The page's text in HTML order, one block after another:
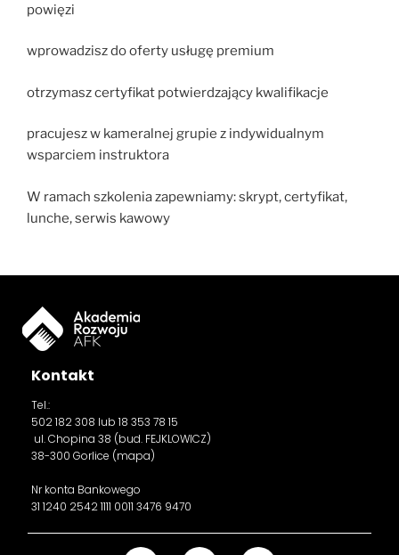
powięzi
wprowadzisz do oferty usługę premium
otrzymasz certyfikat potwierdzający kwalifikacje
pracujesz w kameralnej grupie z indywidualnym
wsparciem instruktora
W ramach szkolenia zapewniamy: skrypt, certyfikat,
lunche, serwis kawowy
Kontakt
Tel.:
502 182 308 lub 18 353 78 15
ul. Chopina 38 (bud. FEJKLOWICZ)
38-300 Gorlice (mapa)
Nr konta Bankowego
31 1240 2542 1111 0011 3476 9470